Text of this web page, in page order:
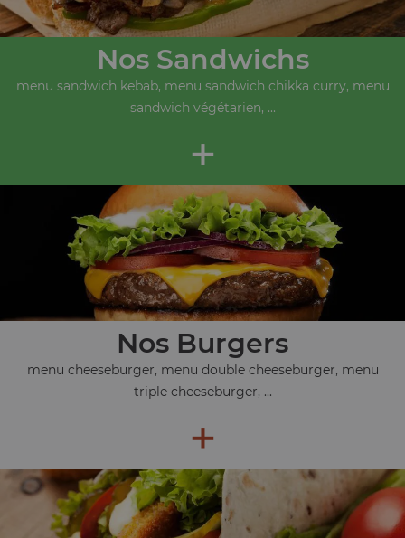
Nos Sandwichs
menu sandwich kebab, menu sandwich chikka curry, menu
sandwich végétarien, ...
+
Nos Burgers
menu cheeseburger, menu double cheeseburger, menu
triple cheeseburger, ...
+